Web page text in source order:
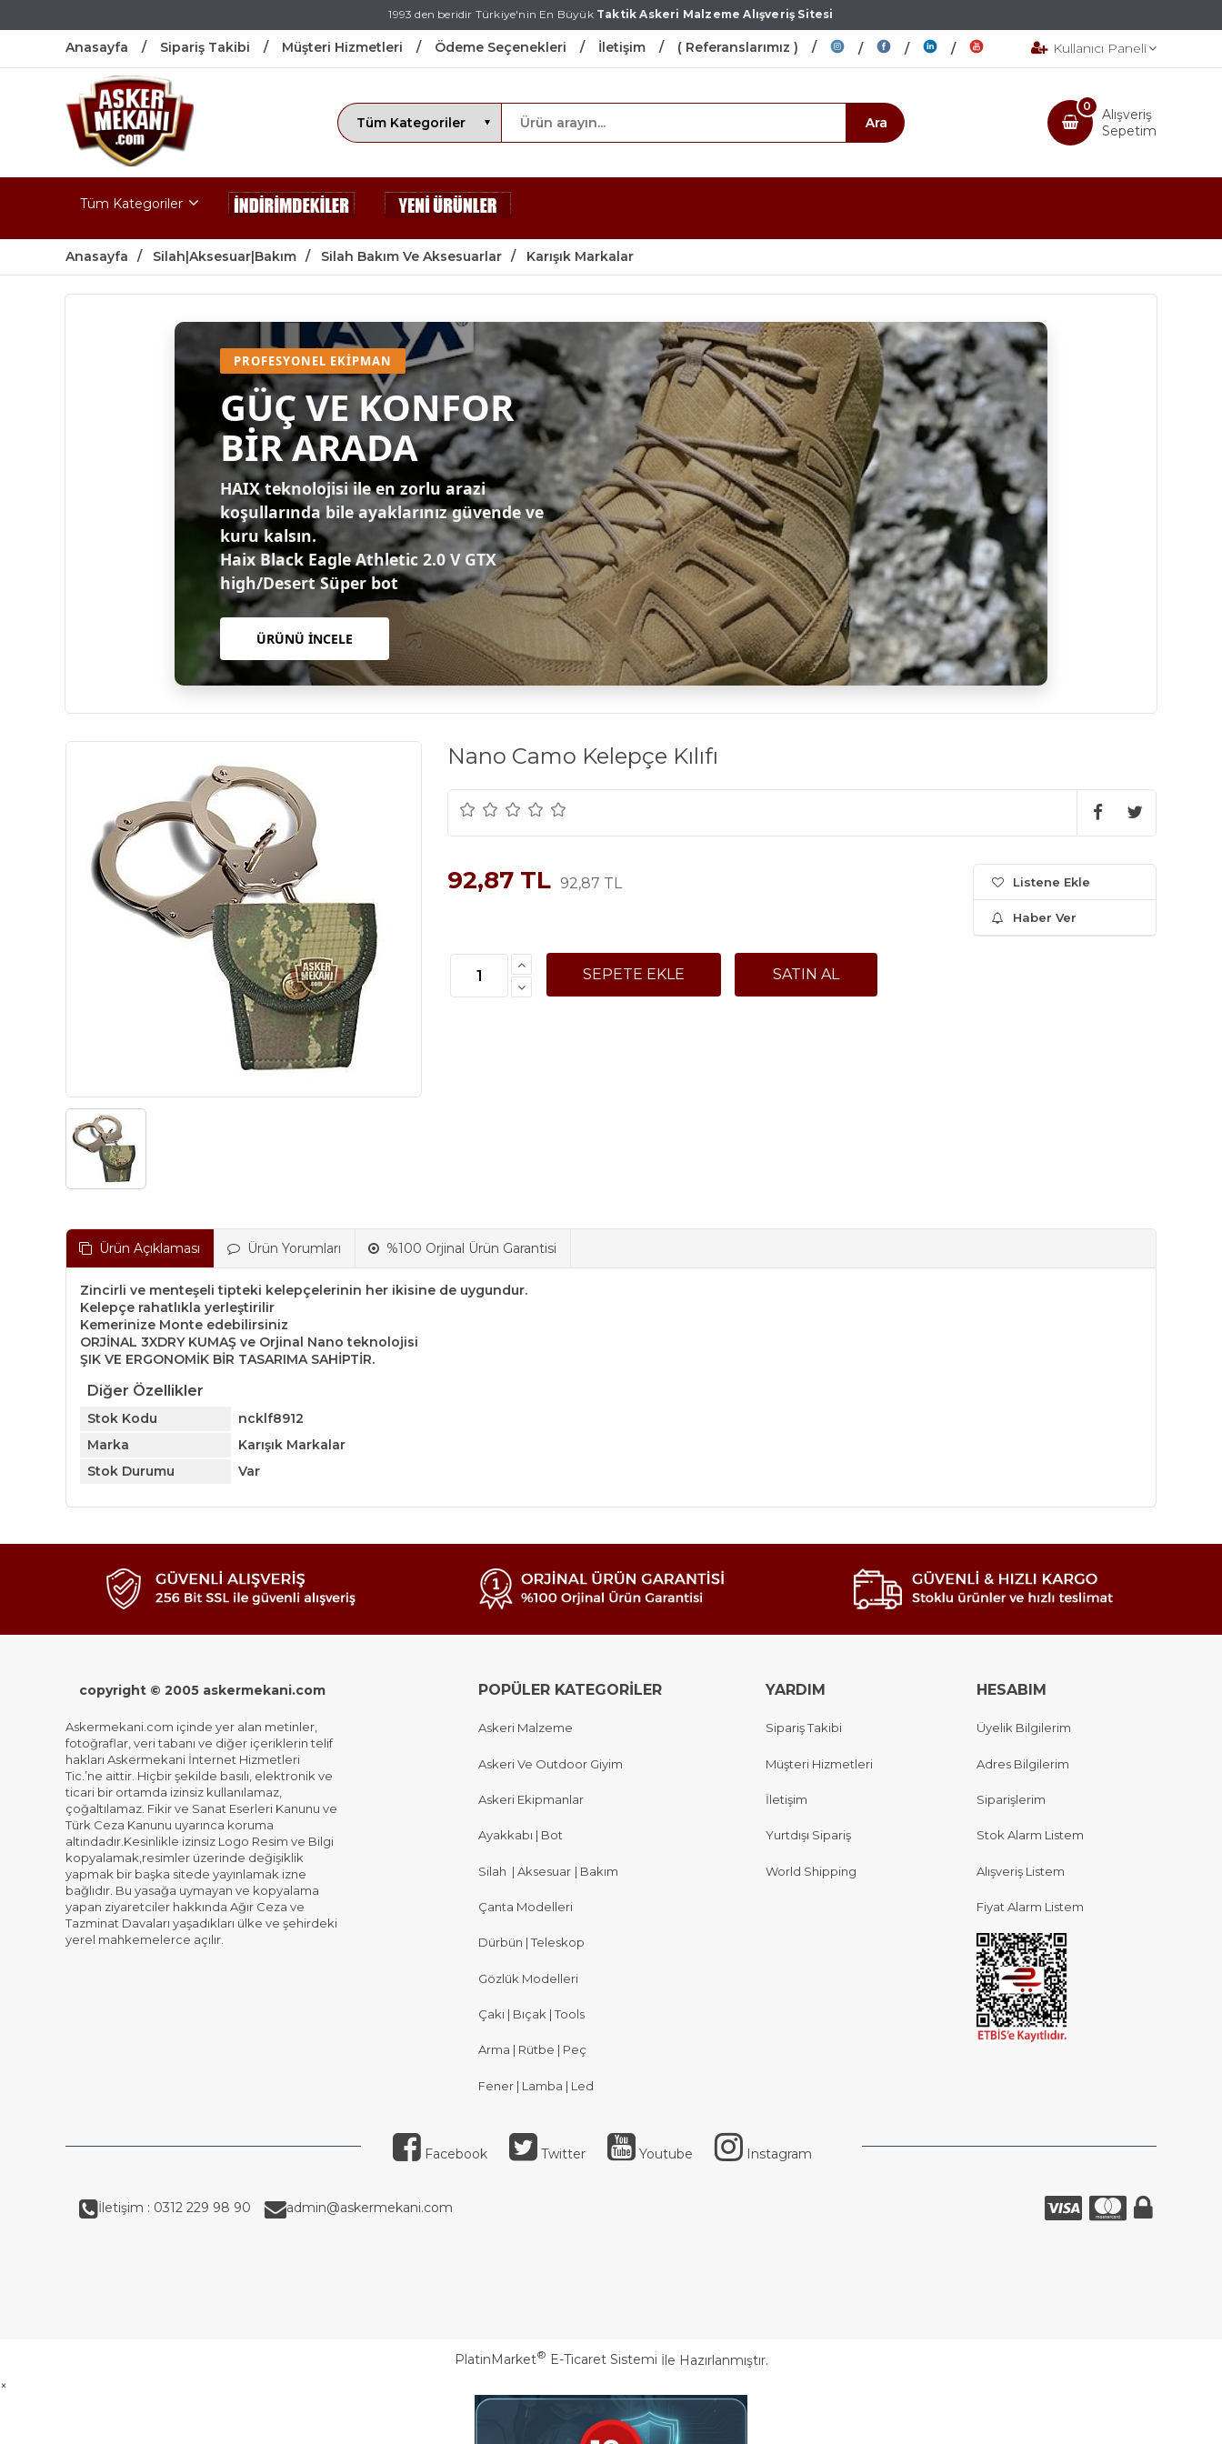
1993 den beridir Türkiye'nin En BüyükTaktik Askeri Malzeme Alışveriş Sitesi
Anasayfa Sipariş Takibi Müşteri Hizmetleri Ödeme Seçenekleri İletişim ( Referanslarımız ) Kullanıcı Paneli
Alışveriş
Sepetim
0
Tüm Kategoriler
Anasayfa Silah|Aksesuar|Bakım Silah Bakım Ve Aksesuarlar Karışık Markalar
PROFESYONEL EKIPMAN
GÜÇ VE KONFOR
BİR ARADA
HAIX teknolojisi ile en zorlu arazi
koşullarında bile ayaklarınız güvende ve
kuru kalsın.
Haix Black Eagle Athletic 2.0 V GTX
high/Desert Süper bot
ÜRÜNÜ İNCELE
Nano Camo Kelepçe Kılıfı
92,87 TL 92,87 TL Listene Ekle
Haber Ver
Ürün Açıklaması Ürün Yorumları %100 Orjinal Ürün Garantisi
Zincirli ve menteşeli tipteki kelepçelerinin her ikisine de uygundur.
Kelepçe rahatlıkla yerleştirilir
Kemerinize Monte edebilirsiniz
ORJİNAL 3XDRY KUMAŞ ve Orjinal Nano teknolojisi
ŞIK VE ERGONOMİK BİR TASARIMA SAHİPTİR.
Diğer Özellikler
Stok Kodu
ncklf8912
Marka
Karışık Markalar
Stok Durumu
Var
copyright © 2005 askermekani.com
Askermekani.com içinde yer alan metinler,
fotoğraflar, veri tabanı ve diğer içeriklerin telif
hakları Askermekani İnternet Hizmetleri
Tic.’ne aittir. Hiçbir şekilde basılı, elektronik ve
ticari bir ortamda izinsiz kullanılamaz,
çoğaltılamaz. Fikir ve Sanat Eserleri Kanunu ve
Türk Ceza Kanunu uyarınca koruma
altındadır.Kesinlikle izinsiz Logo Resim ve Bilgi
kopyalamak,resimler üzerinde değişiklik
yapmak bir başka sitede yayınlamak izne
bağlıdır. Bu yasağa uymayan ve kopyalama
yapan ziyaretciler hakkında Ağır Ceza ve
Tazminat Davaları yaşadıkları ülke ve şehirdeki
yerel mahkemelerce açılır.
POPÜLER KATEGORİLER
Askeri Malzeme
Askeri Ve Outdoor Giyim
Askeri Ekipmanlar
Ayakkabı | Bot
Silah | Aksesuar | Bakım
Çanta Modelleri
Dürbün | Teleskop
Gözlük Modelleri
Çakı | Bıçak | Tools
Arma | Rütbe | Peç
Fener | Lamba | Led
YARDIM
Sipariş Takibi
Müşteri Hizmetleri
İletişim
Yurtdışı Sipariş
World Shipping
HESABIM
Üyelik Bilgilerim
Adres Bilgilerim
Siparişlerim
Stok Alarm Listem
Alışveriş Listem
Fiyat Alarm Listem
Facebook Twitter Youtube Instagram
İletişim : 0312 229 98 90 admin@askermekani.com
PlatinMarket® E-Ticaret Sistemi İle Hazırlanmıştır.
×